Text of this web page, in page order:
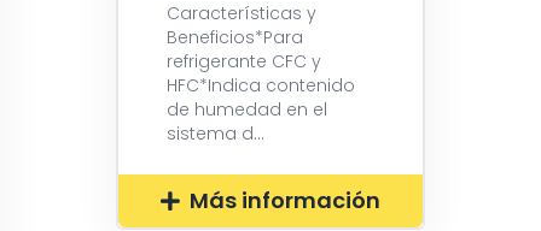
Características y
Beneficios*Para
refrigerante CFC y
HFC*Indica contenido
de humedad en el
sistema d...
Más información